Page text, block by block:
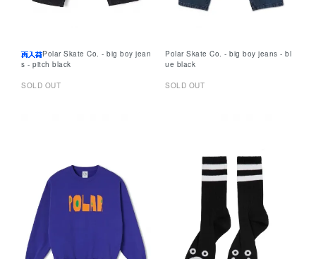
Polar Skate Co. - big boy jean
s - pitch black
SOLD OUT
Polar Skate Co. - big boy jeans - bl
ue black
SOLD OUT